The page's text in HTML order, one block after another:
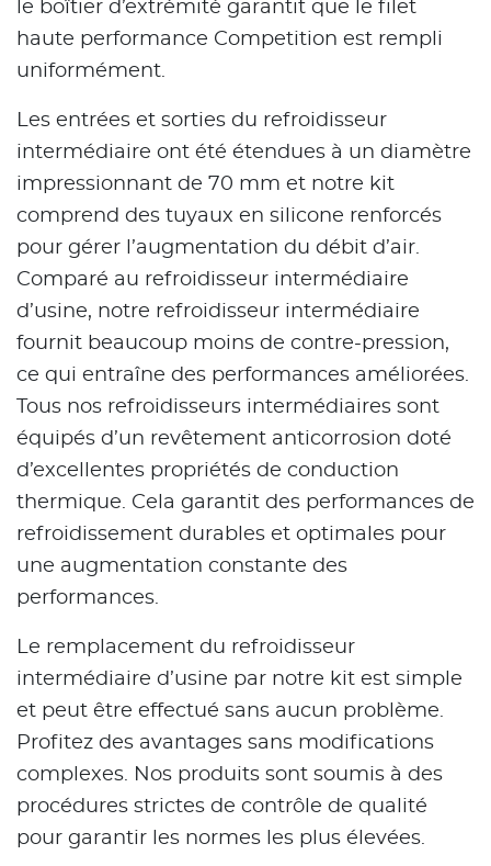
le boîtier d’extrémité garantit que le filet
haute performance Competition est rempli
uniformément.
Les entrées et sorties du refroidisseur
intermédiaire ont été étendues à un diamètre
impressionnant de 70 mm et notre kit
comprend des tuyaux en silicone renforcés
pour gérer l’augmentation du débit d’air.
Comparé au refroidisseur intermédiaire
d’usine, notre refroidisseur intermédiaire
fournit beaucoup moins de contre-pression,
ce qui entraîne des performances améliorées.
Tous nos refroidisseurs intermédiaires sont
équipés d’un revêtement anticorrosion doté
d’excellentes propriétés de conduction
thermique. Cela garantit des performances de
refroidissement durables et optimales pour
une augmentation constante des
performances.
Le remplacement du refroidisseur
intermédiaire d’usine par notre kit est simple
et peut être effectué sans aucun problème.
Profitez des avantages sans modifications
complexes. Nos produits sont soumis à des
procédures strictes de contrôle de qualité
pour garantir les normes les plus élevées.